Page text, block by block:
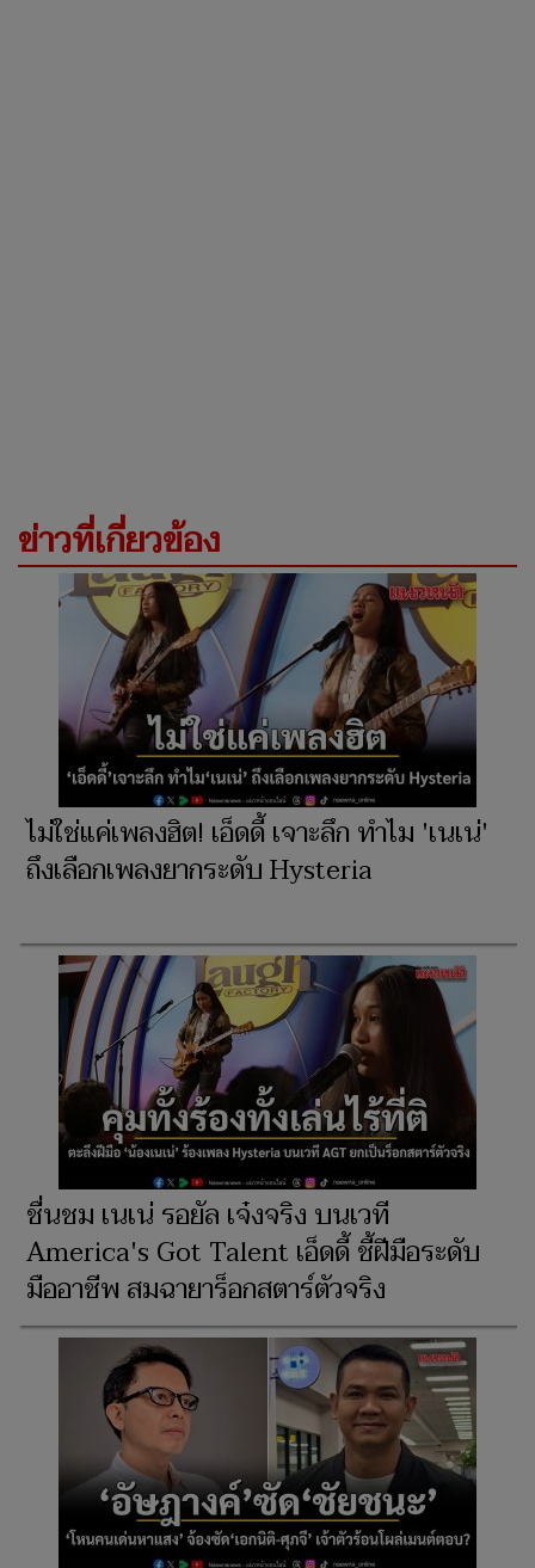
ข่าวที่เกี่ยวข้อง
ไม่ใช่แค่เพลงฮิต! เอ็ดดี้ เจาะลึก ทำไม 'เนเน่'
ถึงเลือกเพลงยากระดับ Hysteria
ชื่นชม เนเน่ รอยัล เจ๋งจริง บนเวที
America's Got Talent เอ็ดดี้ ชี้ฝีมือระดับ
มืออาชีพ สมฉายาร็อกสตาร์ตัวจริง